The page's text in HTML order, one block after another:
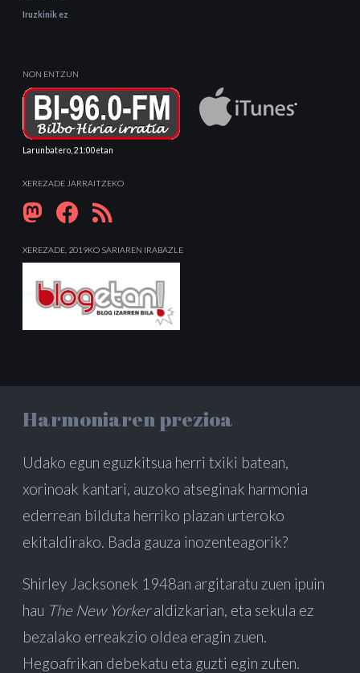
Iruzkinik ez
NON ENTZUN
Larunbatero, 21:00etan
XEREZADE JARRAITZEKO
XEREZADE, 2019KO SARIAREN IRABAZLE
Harmoniaren prezioa
Udako egun eguzkitsua herri txiki batean,
xorinoak kantari, auzoko atseginak harmonia
ederrean bilduta herriko plazan urteroko
ekitaldirako. Bada gauza inozenteagorik?
Shirley Jacksonek 1948an argitaratu zuen ipuin
hau The New Yorkeraldizkarian, eta sekula ez
bezalako erreakzio oldea eragin zuen.
Hegoafrikan debekatu eta guzti egin zuten.